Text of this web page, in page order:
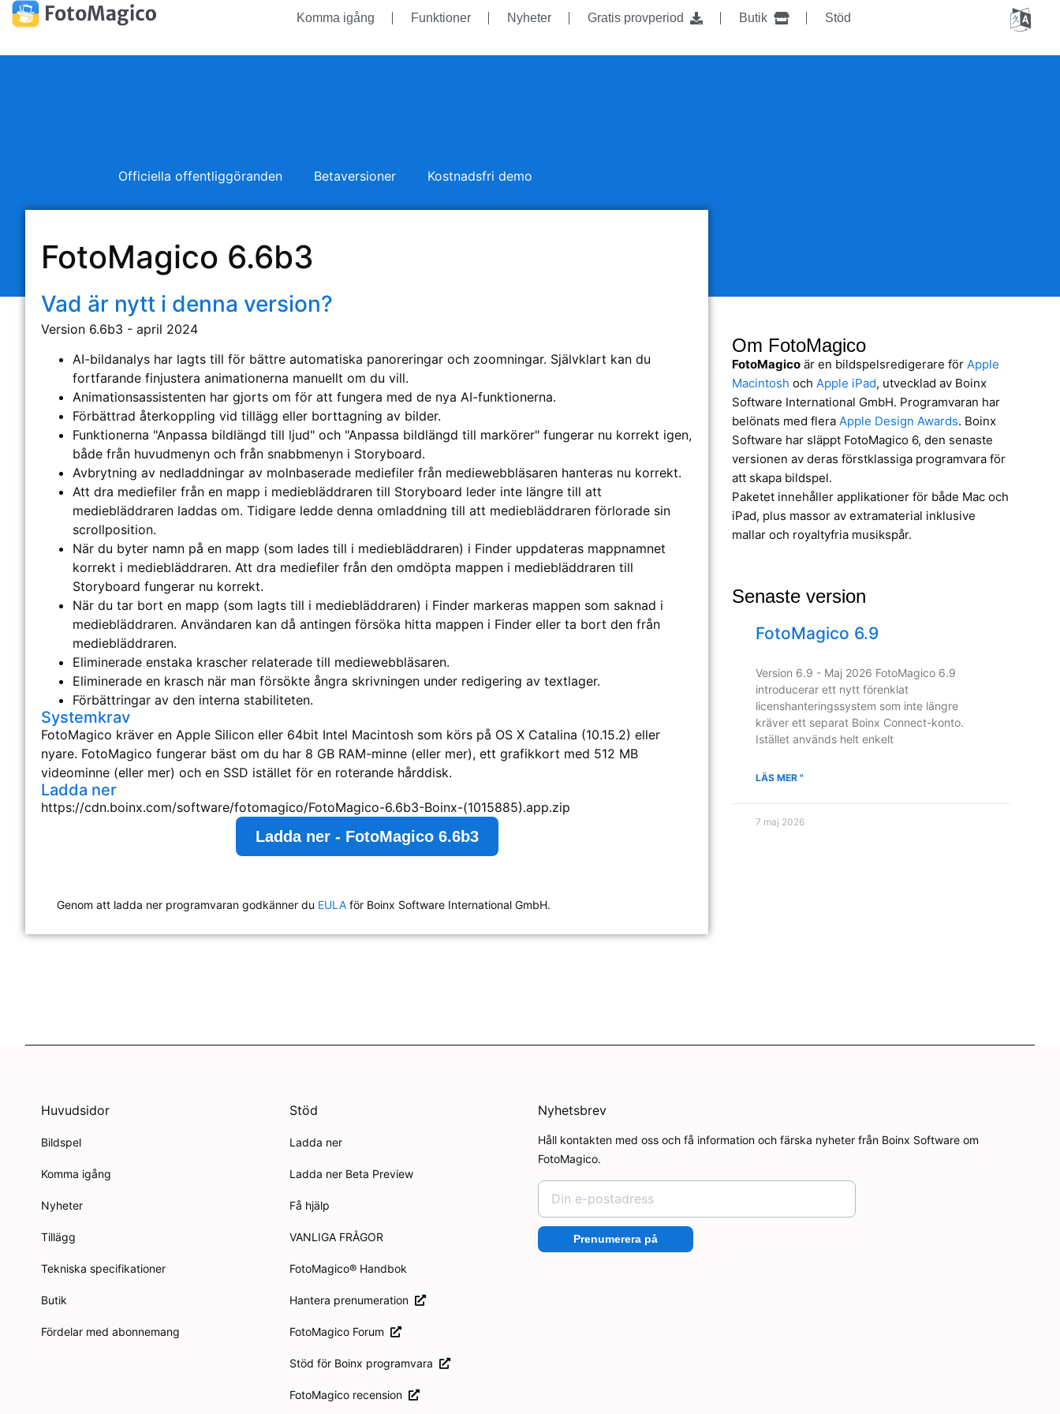
Komma igång Funktioner Nyheter Gratis provperiod Butik Stöd
Officiella offentliggöranden Betaversioner Kostnadsfri demo
FotoMagico 6.6b3
Vad är nytt i denna version?
Version 6.6b3 - april 2024
AI-bildanalys har lagts till för bättre automatiska panoreringar och zoomningar. Självklart kan du
fortfarande finjustera animationerna manuellt om du vill.
Animationsassistenten har gjorts om för att fungera med de nya AI-funktionerna.
Förbättrad återkoppling vid tillägg eller borttagning av bilder.
Funktionerna "Anpassa bildlängd till ljud" och "Anpassa bildlängd till markörer" fungerar nu korrekt igen,
både från huvudmenyn och från snabbmenyn i Storyboard.
Avbrytning av nedladdningar av molnbaserade mediefiler från mediewebbläsaren hanteras nu korrekt.
Att dra mediefiler från en mapp i mediebläddraren till Storyboard leder inte längre till att
mediebläddraren laddas om. Tidigare ledde denna omladdning till att mediebläddraren förlorade sin
scrollposition.
När du byter namn på en mapp (som lades till i mediebläddraren) i Finder uppdateras mappnamnet
korrekt i mediebläddraren. Att dra mediefiler från den omdöpta mappen i mediebläddraren till
Storyboard fungerar nu korrekt.
När du tar bort en mapp (som lagts till i mediebläddraren) i Finder markeras mappen som saknad i
mediebläddraren. Användaren kan då antingen försöka hitta mappen i Finder eller ta bort den från
mediebläddraren.
Eliminerade enstaka krascher relaterade till mediewebbläsaren.
Eliminerade en krasch när man försökte ångra skrivningen under redigering av textlager.
Förbättringar av den interna stabiliteten.
Systemkrav
FotoMagico kräver en Apple Silicon eller 64bit Intel Macintosh som körs på OS X Catalina (10.15.2) eller
nyare. FotoMagico fungerar bäst om du har 8 GB RAM-minne (eller mer), ett grafikkort med 512 MB
videominne (eller mer) och en SSD istället för en roterande hårddisk.
Ladda ner
https://cdn.boinx.com/software/fotomagico/FotoMagico-6.6b3-Boinx-(1015885).app.zip
Ladda ner - FotoMagico 6.6b3
Genom att ladda ner programvaran godkänner du EULA för Boinx Software International GmbH.
Om FotoMagico
FotoMagico är en bildspelsredigerare förApple
Macintosh ochApple iPad, utvecklad av Boinx
Software International GmbH. Programvaran har
belönats med fleraApple Design Awards. Boinx
Software har släppt FotoMagico 6, den senaste
versionen av deras förstklassiga programvara för
att skapa bildspel.
Paketet innehåller applikationer för både Mac och
iPad, plus massor av extramaterial inklusive
mallar och royaltyfria musikspår.
Senaste version
FotoMagico 6.9
Version 6.9 - Maj 2026 FotoMagico 6.9
introducerar ett nytt förenklat
licenshanteringssystem som inte längre
kräver ett separat Boinx Connect-konto.
Istället används helt enkelt
LÄS MER "
7 maj 2026
Huvudsidor
Bildspel
Komma igång
Nyheter
Tillägg
Tekniska specifikationer
Butik
Fördelar med abonnemang
Stöd
Ladda ner
Ladda ner Beta Preview
Få hjälp
VANLIGA FRÅGOR
FotoMagico® Handbok
Hantera prenumeration
FotoMagico Forum
Stöd för Boinx programvara
FotoMagico recension
Nyhetsbrev
Håll kontakten med oss och få information och färska nyheter från Boinx Software om
FotoMagico.
Prenumerera på